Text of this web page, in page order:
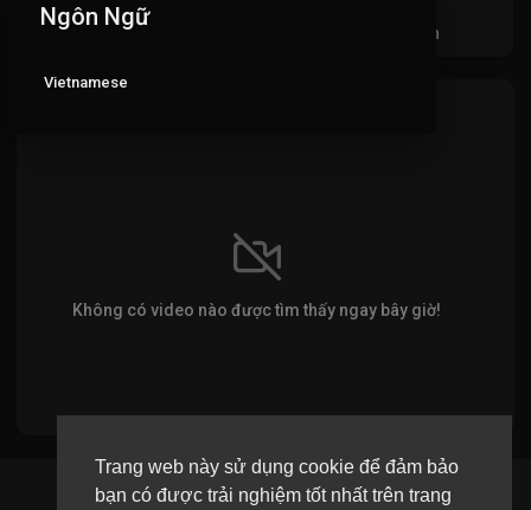
Trang web này sử dụng cookie để đảm bảo
bạn có được trải nghiệm tốt nhất trên trang
Videos Video đã thích
Không có video nào được tìm thấy ngay bây giờ!
Ngôn Ngữ
Vietnamese